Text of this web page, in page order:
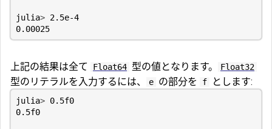
julia> 2.5e-4
0.00025
上記の結果は全て Float64 型の値となります。 Float32
型のリテラルを入力するには、 e の部分を f とします:
julia> 0.5f0
0.5f0